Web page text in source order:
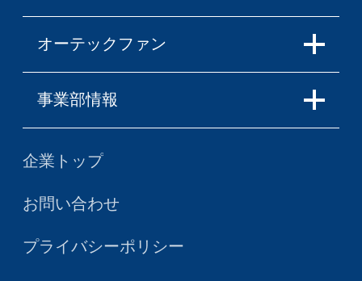
オーテックファン
事業部情報
企業トップ
お問い合わせ
プライバシーポリシー